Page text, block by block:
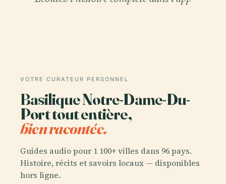
VOTRE CURATEUR PERSONNEL
Basilique Notre-Dame-Du-
Port tout entière,
bien racontée.
Guides audio pour 1 100+ villes dans 96 pays.
Histoire, récits et savoirs locaux — disponibles
hors ligne.